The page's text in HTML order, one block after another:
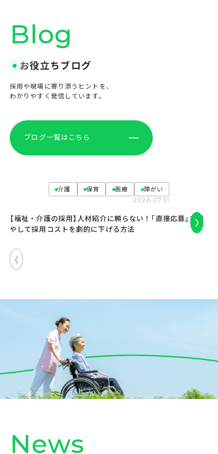
Blog
お役立ちブログ
採用や現場に寄り添うヒントを、
わかりやすく発信しています。
ブログ一覧はこちら
介護 保育 医療
障がい
2026.07.31
【福祉・介護の採用】人材紹介に頼らない！「直接応募」を増
やして採用コストを劇的に下げる方法
News